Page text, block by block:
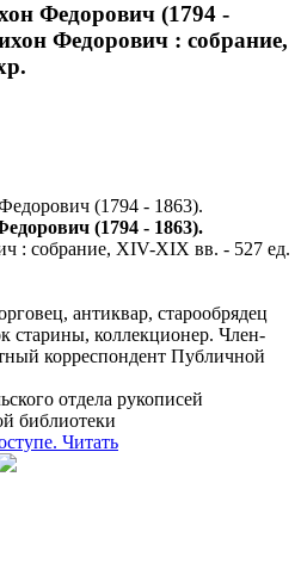
Федорович (1794 -
Федорович : собрание,
(1794 - 1863).
: собрание, XIV-XIX вв. - 527 ед.
антиквар, старообрядец
старины, коллекционер. Член-
корреспондент Публичной
отдела рукописей
библиотеки
Читать